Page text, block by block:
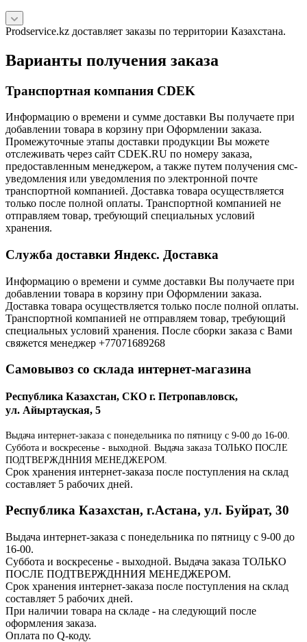
Prodservice.kz доставляет заказы по территории Казахстана.
Варианты получения заказа
Транспортная компания CDEK
Информацию о времени и сумме доставки Вы получаете при
добавлении товара в корзину при Оформлении заказа.
Промежуточные этапы доставки продукции Вы можете
отслеживать через сайт CDEK.RU по номеру заказа,
предоставленным менеджером, а также путем получения смс-
уведомления или уведомления по электронной почте
транспортной компанией. Доставка товара осуществляется
только после полной оплаты. Транспортной компанией не
отправляем товар, требующий специальных условий
хранения.
Служба доставки Яндекс. Доставка
Информацию о времени и сумме доставки Вы получаете при
добавлении товара в корзину при Оформлении заказа.
Доставка товара осуществляется только после полной оплаты.
Транспортной компанией не отправляем товар, требующий
специальных условий хранения. После сборки заказа с Вами
свяжется менеджер +77071689268
Самовывоз со склада интернет-магазина
Республика Казахстан, СКО г. Петропавловск,
ул. Айыртауская, 5
Выдача интернет-заказа с понедельника по пятницу с 9-00 до 16-00.
Суббота и воскресенье - выходной. Выдача заказа ТОЛЬКО ПОСЛЕ
ПОДТВЕРЖДННИЯ МЕНЕДЖЕРОМ.
Срок хранения интернет-заказа после поступления на склад
составляет 5 рабочих дней.
Республика Казахстан, г.Астана, ул. Буйрат, 30
Выдача интернет-заказа с понедельника по пятницу с 9-00 до
16-00.
Суббота и воскресенье - выходной. Выдача заказа ТОЛЬКО
ПОСЛЕ ПОДТВЕРЖДННИЯ МЕНЕДЖЕРОМ.
Срок хранения интернет-заказа после поступления на склад
составляет 5 рабочих дней.
При наличии товара на складе - на следующий после
оформления заказа.
Оплата по Q-коду.